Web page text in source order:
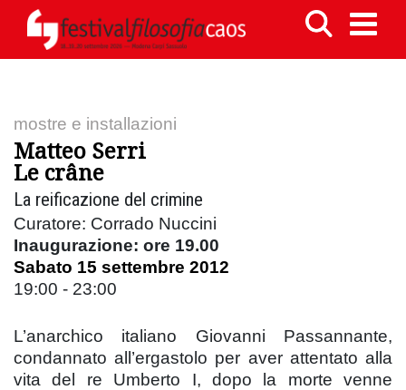
mostre e installazioni
Matteo Serri
Le crâne
La reificazione del crimine
Curatore: Corrado Nuccini
Inaugurazione: ore 19.00
Sabato 15 settembre 2012
19:00 - 23:00
L’anarchico italiano Giovanni Passannante,
condannato all’ergastolo per aver attentato alla
vita del re Umberto I, dopo la morte venne